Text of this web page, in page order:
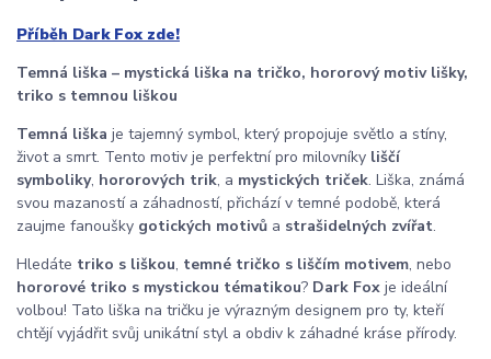
Příběh Dark Fox zde!
Temná liška – mystická liška na tričko, hororový motiv lišky,
triko s temnou liškou
Temná liška je tajemný symbol, který propojuje světlo a stíny,
život a smrt. Tento motiv je perfektní pro milovníky liščí
symboliky, hororových trik, a mystických triček. Liška, známá
svou mazaností a záhadností, přichází v temné podobě, která
zaujme fanoušky gotických motivů a strašidelných zvířat.
Hledáte triko s liškou, temné tričko s liščím motivem, nebo
hororové triko s mystickou tématikou? Dark Fox je ideální
volbou! Tato liška na tričku je výrazným designem pro ty, kteří
chtějí vyjádřit svůj unikátní styl a obdiv k záhadné kráse přírody.